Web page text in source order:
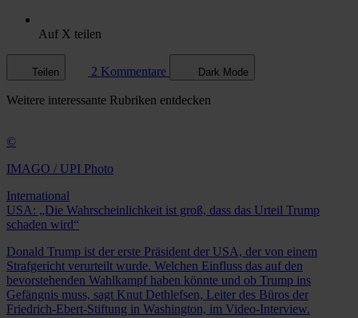
Auf X teilen
Teilen 2 Kommentare Dark Mode
Weitere interessante Rubriken entdecken
©
IMAGO / UPI Photo
International
USA: „Die Wahrscheinlichkeit ist groß, dass das Urteil Trump
schaden wird“
Donald Trump ist der erste Präsident der USA, der von einem
Strafgericht verurteilt wurde. Welchen Einfluss das auf den
bevorstehenden Wahlkampf haben könnte und ob Trump ins
Gefängnis muss, sagt Knut Dethlefsen, Leiter des Büros der
Friedrich-Ebert-Stiftung in Washington, im Video-Interview.